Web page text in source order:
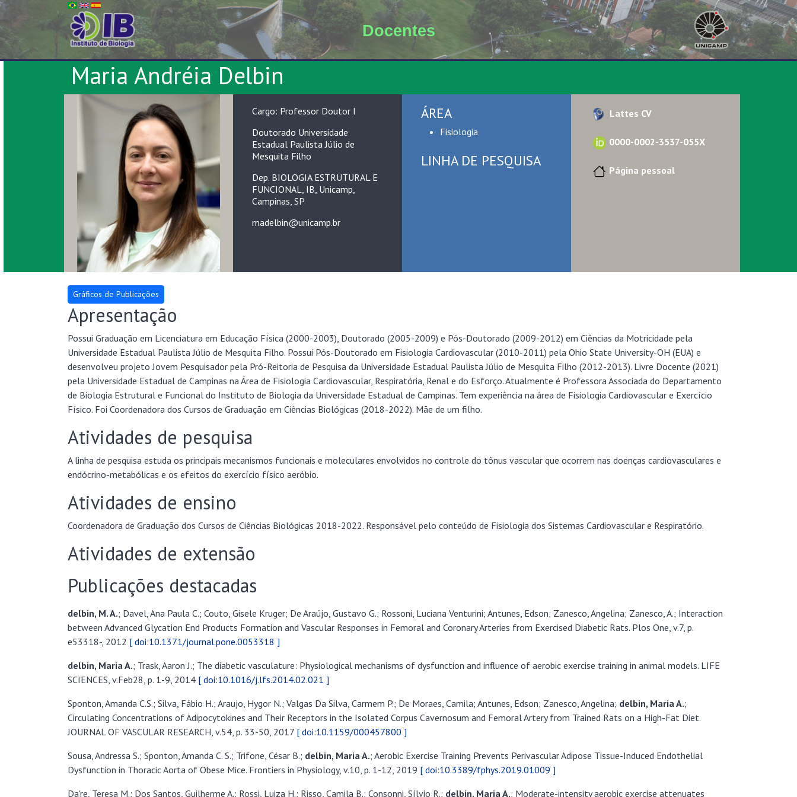
Docentes
Maria Andréia Delbin
Cargo: Professor Doutor I
Doutorado Universidade
Estadual Paulista Júlio de
Mesquita Filho
Dep. BIOLOGIA ESTRUTURAL E
FUNCIONAL, IB, Unicamp,
Campinas, SP
madelbin@unicamp.br
ÁREA
Fisiologia
LINHA DE PESQUISA
Lattes CV
0000-0002-3537-055X
Página pessoal
Apresentação
Possui Graduação em Licenciatura em Educação Física (2000-2003), Doutorado (2005-2009) e Pós-Doutorado (2009-2012) em Ciências da Motricidade pela
Universidade Estadual Paulista Júlio de Mesquita Filho. Possui Pós-Doutorado em Fisiologia Cardiovascular (2010-2011) pela Ohio State University-OH (EUA) e
desenvolveu projeto Jovem Pesquisador pela Pró-Reitoria de Pesquisa da Universidade Estadual Paulista Júlio de Mesquita Filho (2012-2013). Livre Docente (2021)
pela Universidade Estadual de Campinas na Área de Fisiologia Cardiovascular, Respiratória, Renal e do Esforço. Atualmente é Professora Associada do Departamento
de Biologia Estrutural e Funcional do Instituto de Biologia da Universidade Estadual de Campinas. Tem experiência na área de Fisiologia Cardiovascular e Exercício
Físico. Foi Coordenadora dos Cursos de Graduação em Ciências Biológicas (2018-2022). Mãe de um filho.
Atividades de pesquisa
A linha de pesquisa estuda os principais mecanismos funcionais e moleculares envolvidos no controle do tônus vascular que ocorrem nas doenças cardiovasculares e
endócrino-metabólicas e os efeitos do exercício físico aeróbio.
Atividades de ensino
Coordenadora de Graduação dos Cursos de Ciências Biológicas 2018-2022. Responsável pelo conteúdo de Fisiologia dos Sistemas Cardiovascular e Respiratório.
Atividades de extensão
Publicações destacadas
delbin, M. A.; Davel, Ana Paula C.; Couto, Gisele Kruger; De Araújo, Gustavo G.; Rossoni, Luciana Venturini; Antunes, Edson; Zanesco, Angelina; Zanesco, A.; Interaction
between Advanced Glycation End Products Formation and Vascular Responses in Femoral and Coronary Arteries from Exercised Diabetic Rats. Plos One, v.7, p.
e53318-, 2012 [ doi:10.1371/journal.pone.0053318 ]
delbin, MariaA.; Trask, Aaron J.; The diabetic vasculature: Physiological mechanisms of dysfunction and influence of aerobic exercise training in animal models. LIFE
SCIENCES, v.Feb28, p. 1-9, 2014 [ doi:10.1016/j.lfs.2014.02.021 ]
Sponton, Amanda C.S.; Silva, Fábio H.; Araujo, Hygor N.; Valgas Da Silva, Carmem P.; De Moraes, Camila; Antunes, Edson; Zanesco, Angelina; delbin, MariaA.;
Circulating Concentrations of Adipocytokines and Their Receptors in the Isolated Corpus Cavernosum and Femoral Artery from Trained Rats on a High-Fat Diet.
JOURNAL OF VASCULAR RESEARCH, v.54, p. 33-50, 2017 [ doi:10.1159/000457800 ]
Sousa, Andressa S.; Sponton, Amanda C. S.; Trifone, César B.; delbin, MariaA.; Aerobic Exercise Training Prevents Perivascular Adipose Tissue-Induced Endothelial
Dysfunction in Thoracic Aorta of Obese Mice. Frontiers in Physiology, v.10, p. 1-12, 2019 [ doi:10.3389/fphys.2019.01009 ]
Da're, Teresa M.; Dos Santos, Guilherme A.; Rossi, Luiza H.; Risso, Camila B.; Consonni, Sílvio R.; delbin, MariaA.; Moderate-intensity aerobic exercise attenuates